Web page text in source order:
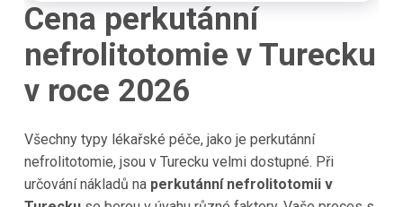
Cena perkutánní
nefrolitotomie v Turecku
v roce 2026
Všechny typy lékařské péče, jako je perkutánní
nefrolitotomie, jsou v Turecku velmi dostupné. Při
určování nákladů na perkutánní nefrolitotomii v